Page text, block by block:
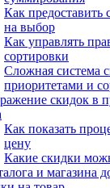
Как предоставить
на выбор
Как управлять
сортировки
Сложная система
приоритетами и
скидок в
Как показать
цену
Какие скидки
и магазина